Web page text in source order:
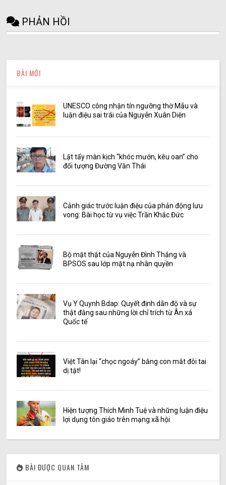
PHẢN HỒI
BÀI MỚI
UNESCO công nhận tín ngưỡng thờ Mẫu và
luận điệu sai trái của Nguyễn Xuân Diện
Lật tẩy màn kịch “khóc mướn, kêu oan” cho
đối tượng Đường Văn Thái
Cảnh giác trước luận điệu của phản động lưu
vong: Bài học từ vụ việc Trần Khắc Đức
Bộ mặt thật của Nguyễn Đình Thắng và
BPSOS sau lớp mặt nạ nhân quyền
Vụ Y Quynh Bdap: Quyết định dẫn độ và sự
thật đằng sau những lời chỉ trích từ Ân xá
Quốc tế
Việt Tân lại “chọc ngoáy” bằng con mắt đôi tai
dị tật!
Hiện tượng Thích Minh Tuệ và những luận điệu
lợi dụng tôn giáo trên mạng xã hội
BÀI ĐƯỢC QUAN TÂM